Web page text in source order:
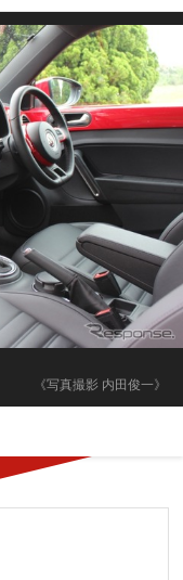
《写真撮影 内田俊一》